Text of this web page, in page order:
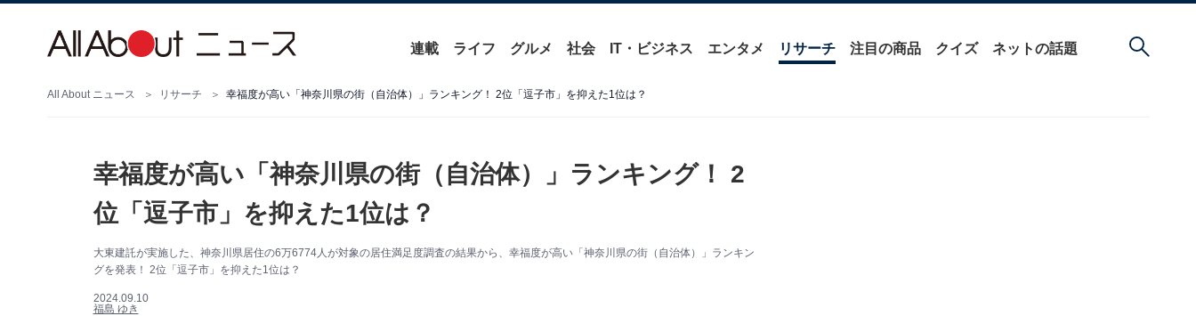
連載 ライフ グルメ 社会 IT・ビジネス エンタメ リサーチ 注目の商品 クイズ ネットの話題
All About ニュース リサーチ 幸福度が高い「神奈川県の街（自治体）」ランキング！ 2位「逗子市」を抑えた1位は？
幸福度が高い「神奈川県の街（自治体）」ランキング！ 2
位「逗子市」を抑えた1位は？
大東建託が実施した、神奈川県居住の6万6774人が対象の居住満足度調査の結果から、幸福度が高い「神奈川県の街（自治体）」ランキン
グを発表！ 2位「逗子市」を抑えた1位は？
2024.09.10
福島 ゆき